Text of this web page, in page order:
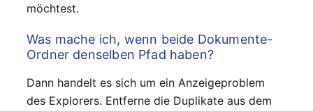
möchtest.
Was mache ich, wenn beide Dokumente-
Ordner denselben Pfad haben?
Dann handelt es sich um ein Anzeigeproblem
des Explorers. Entferne die Duplikate aus dem